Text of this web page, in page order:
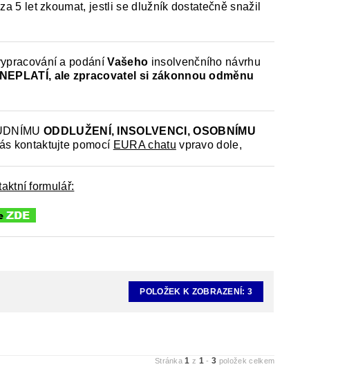
5 let zkoumat, jestli se dlužník dostatečně snažil
a podáníVašeho insolvenčního návrhu
NEPLATÍ, ale zpracovatel si zákonnou odměnu
ODDLUŽENÍ, INSOLVENCI, OSOBNÍMU
kontaktujte pomocí EURA chatu vpravo dole,
formulář:
POLOŽEK K ZOBRAZENÍ:3
Stránka1 z 1 -3 položek celkem